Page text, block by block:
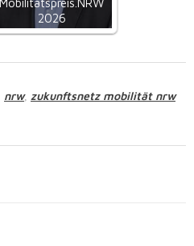
Mobilitätspreis.NRW
2026
nrw, zukunftsnetz mobilität nrw